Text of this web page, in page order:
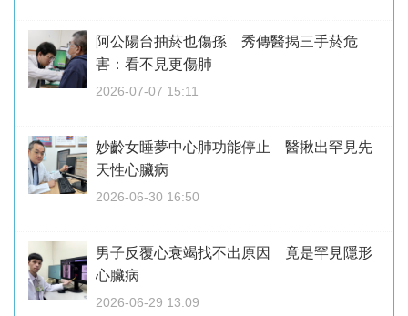
阿公陽台抽菸也傷孫 秀傳醫揭三手菸危
害：看不見更傷肺
2026-07-07 15:11
妙齡女睡夢中心肺功能停止 醫揪出罕見先
天性心臟病
2026-06-30 16:50
男子反覆心衰竭找不出原因 竟是罕見隱形
心臟病
2026-06-29 13:09